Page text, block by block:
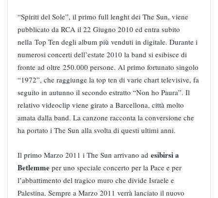
“Spiriti del Sole”, il primo full lenght dei The Sun, viene
pubblicato da RCA il 22 Giugno 2010 ed entra subito
nella Top Ten degli album più venduti in digitale. Durante i
numerosi concerti dell’estate 2010 la band si esibisce di
fronte ad oltre 250.000 persone. Al primo fortunato singolo
“1972”, che raggiunge la top ten di varie chart televisive, fa
seguito in autunno il secondo estratto “Non ho Paura”. Il
relativo videoclip viene girato a Barcellona, città molto
amata dalla band. La canzone racconta la conversione che
ha portato i The Sun alla svolta di questi ultimi anni.
Il primo Marzo 2011 i The Sun arrivano ad esibirsi a
Betlemme per uno speciale concerto per la Pace e per
l’abbattimento del tragico muro che divide Israele e
Palestina. Sempre a Marzo 2011 verrà lanciato il nuovo